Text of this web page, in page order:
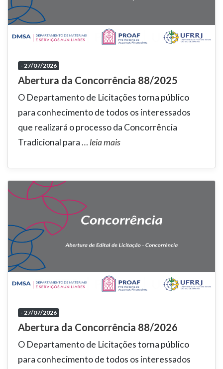
- 27/07/2026
Abertura da Concorrência 88/2025
O Departamento de Licitações torna público
para conhecimento de todos os interessados
que realizará o processo da Concorrência
Tradicional para … leia mais
- 27/07/2026
Abertura da Concorrência 88/2026
O Departamento de Licitações torna público
para conhecimento de todos os interessados